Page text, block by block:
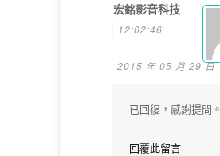
宏銘影音科技
12:02:46
2015 年 05 月 29 日
已回復，感謝提問。
回覆此留言